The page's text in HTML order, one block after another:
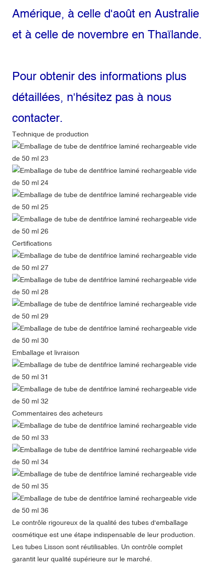
Amérique, à celle d'août en Australie
et à celle de novembre en Thaïlande.
Pour obtenir des informations plus
détaillées, n'hésitez pas à nous
contacter.
Technique de production
Certifications
Emballage et livraison
Commentaires des acheteurs
Le contrôle rigoureux de la qualité des tubes d'emballage
cosmétique est une étape indispensable de leur production.
Les tubes Lisson sont réutilisables. Un contrôle complet
garantit leur qualité supérieure sur le marché.